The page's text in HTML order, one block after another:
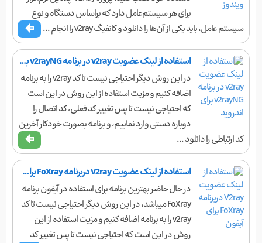
برای هر سیستم‌عامل دارد که براساس دستگاه و نوع
سیستم‌ عامل، باید یکی از آن‌ها را دانلود و کانفیگ v2ray را انجام ...
استفاده از لینک عضویت v2ray در برنامه v2rayNG برای اندروید
در این روش دیگر احتیاجی نیست تا کد v2ray را به برنامه
اضافه کنیم و مزیت استفاده از این روش در این است
که احتیاجی نیست تا پس تغییر کد فعلی، کد اتصال را
دوباره دستی وارد نماییم، و برنامه بصورت خودکار آخرین
کد ارتباطی را دانلود ...
استفاده از لینک عضویت V2ray دربرنامه FoXray برای آیفون
در حال حاضر بهترین برنامه برای استفاده در آیفون برنامه
FoXray میباشد، در این روش دیگر احتیاجی نیست تا کد
v2ray را به برنامه اضافه کنیم و مزیت استفاده از این
روش در این است که احتیاجی نیست تا پس تغییر کد